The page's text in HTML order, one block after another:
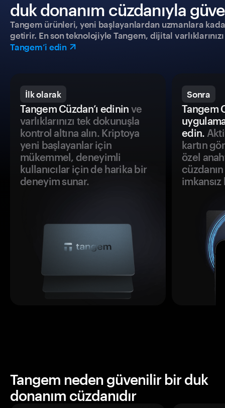
duk donanım cüzdanıyla
Tangem ürünleri, yeni başlayanlardan uzmanlara
getirir. En son teknolojiyle Tangem, dijital
Tangem’i edin
İlk olarak
Tangem Cüzdan’ı edinin ve
varlıklarınızı tek dokunuşla
kontrol altına alın. Kriptoya
yeni başlayanlar için
mükemmel, deneyimli
kullanıcılar için de harika bir
deneyim sunar.
Sonra
Tangem
edin.
kartın
özel
Tangem neden güvenilir bir duk
donanım cüzdanıdır